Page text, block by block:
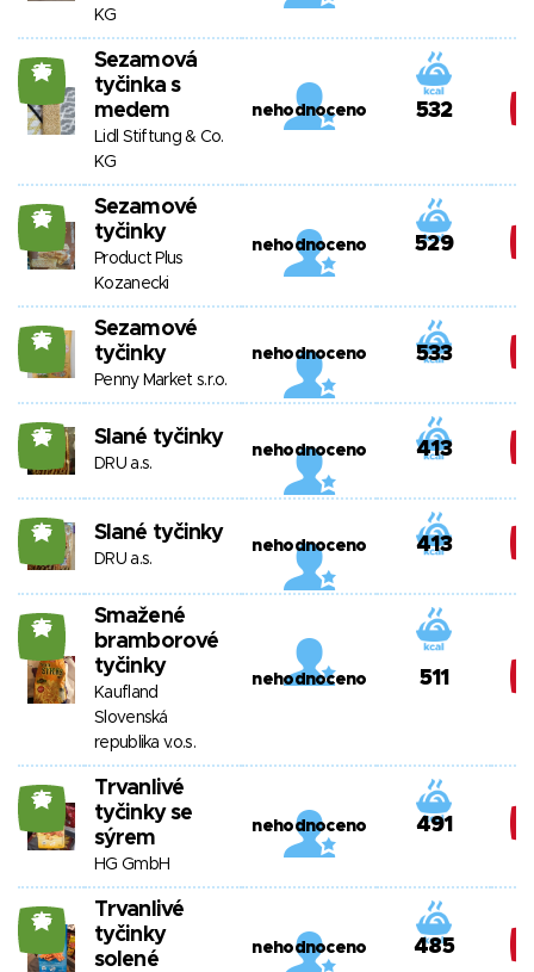
KG
25
Sezamová
tyčinka s
medem
Lidl Stiftung & Co.
KG
nehodnoceno 532
25
Sezamové
tyčinky
Product Plus
Kozanecki
nehodnoceno 529
25
Sezamové
tyčinky
Penny Market s.r.o.
nehodnoceno 533
25 Slané tyčinky
DRU a.s.
nehodnoceno 413
25 Slané tyčinky
DRU a.s.
nehodnoceno 413
25
Smažené
bramborové
tyčinky
Kaufland
Slovenská
republika v.o.s.
nehodnoceno 511
25
Trvanlivé
tyčinky se
sýrem
HG GmbH
nehodnoceno 491
25
Trvanlivé
tyčinky
solené
nehodnoceno 485